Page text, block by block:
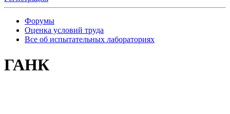
Форумы
Оценка условий труда
Все об испытательных лабораториях
ГАНК